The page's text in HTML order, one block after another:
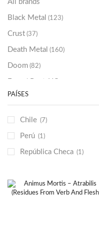
All brands
Black Metal (123)
Crust (37)
Death Metal (160)
Doom (82)
Grindcore
Punk (146)
PAÍSES
Chile (7)
Perú (1)
República Checa (1)